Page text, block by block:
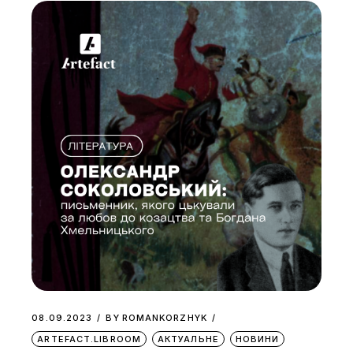
08.09.2023 BY ROMANKORZHYK
ARTEFACT.LIBROOM
АКТУАЛЬНЕ НОВИНИ